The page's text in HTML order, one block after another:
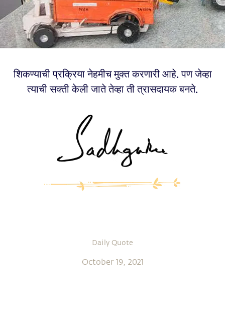
शिकण्याची प्रक्रिया नेहमीच मुक्त करणारी आहे. पण जेव्हा
त्याची सक्ती केली जाते तेव्हा ती त्रासदायक बनते.
Daily Quote
October 19, 2021